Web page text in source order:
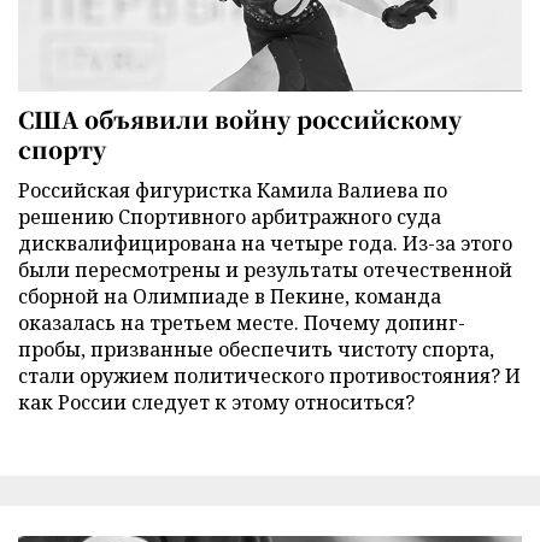
США объявили войну российскому
спорту
Российская фигуристка Камила Валиева по
решению Спортивного арбитражного суда
дисквалифицирована на четыре года. Из-за этого
были пересмотрены и результаты отечественной
сборной на Олимпиаде в Пекине, команда
оказалась на третьем месте. Почему допинг-
пробы, призванные обеспечить чистоту спорта,
стали оружием политического противостояния? И
как России следует к этому относиться?